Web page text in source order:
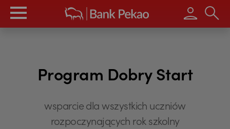
Wpisz
Program Dobry Start
wsparcie dla wszystkich uczniów
rozpoczynających rok szkolny